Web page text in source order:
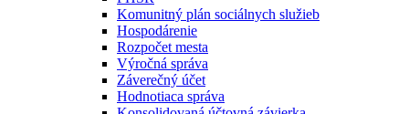
Komunitný plán sociálnych služieb
Hospodárenie
Rozpočet mesta
Výročná správa
Záverečný účet
Hodnotiaca správa